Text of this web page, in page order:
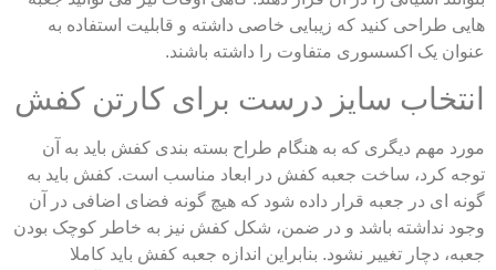
طراحی کنید که زیبایی خاصی داشته و قابلیت استفاده به
یک اکسسوری متفاوت را داشته باشند.
سایز درست برای کارتن کفش
مهم دیگری که به هنگام طراح بسته بندی کفش باید به آن
کرد، ساخت جعبه کفش در ابعاد مناسب است. کفش باید به
ای در جعبه قرار داده شود که هیچ گونه فضای اضافی در آن
نداشته باشد و در ضمن، شکل کفش نیز به خاطر کوچک بودن
دچار تغییر نشود. بنابراین اندازه جعبه کفش باید کاملا